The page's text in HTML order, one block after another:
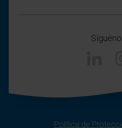
Política de